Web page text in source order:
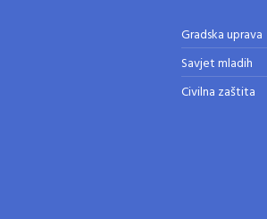
Gradska uprava
Savjet mladih
Civilna zaštita